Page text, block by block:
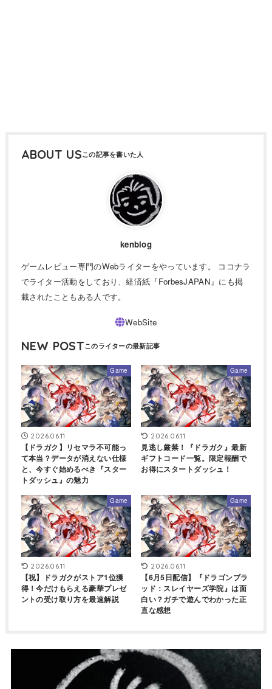
ABOUT US
kenblog
ゲームレビュー専門のWebライターをやっています。 ココナラ
でライター活動をしており、経済紙『ForbesJAPAN』にも掲
載されたこともある人です。
NEW POST
Game
2026.06.11
【ドラガク】リセマラ不可能っ
て本当？データが消えない仕様
と、今すぐ始めるべき『スター
トダッシュ』の魅力
Game
2026.06.11
見逃し厳禁！『ドラガク』最新
ギフトコード一覧。限定報酬で
お得にスタートダッシュ！
Game
2026.06.11
【祝】ドラガクがストア1位獲
得！今だけもらえる豪華プレゼ
ントの受け取り方を最速解説
Game
2026.06.11
【6月5日配信】『ドラゴンブラ
ッド：スレイヤーズ学院』は面
白い？ガチで遊んでわかった正
直な感想